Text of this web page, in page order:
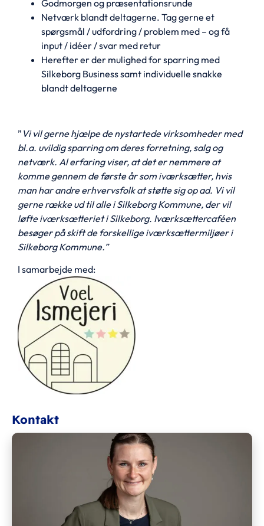
Godmorgen og præsentationsrunde
Netværk blandt deltagerne. Tag gerne et
spørgsmål / udfordring / problem med – og få
input / idéer / svar med retur
Herefter er der mulighed for sparring med
Silkeborg Business samt individuelle snakke
blandt deltagerne
” Vi vil gerne hjælpe de nystartede virksomheder med
bl.a. uvildig sparring om deres forretning, salg og
netværk. Al erfaring viser, at det er nemmere at
komme gennem de første år som iværksætter, hvis
man har andre erhvervsfolk at støtte sig op ad. Vi vil
gerne række ud til alle i Silkeborg Kommune, der vil
løfte iværksætteriet i Silkeborg. Iværksættercaféen
besøger på skift de forskellige iværksættermiljøer i
SilkeborgKommune.”
I samarbejde med:
Kontakt